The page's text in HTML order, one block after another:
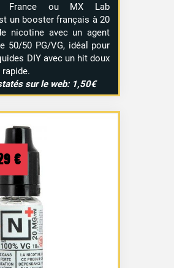
France ou MX Lab
un booster français à 20
nicotine avec un agent
50/50 PG/VG, idéal pour
DIY avec un hit doux
sur le web: 1,50€
€ Plage
de
prix :
8,99 €
à